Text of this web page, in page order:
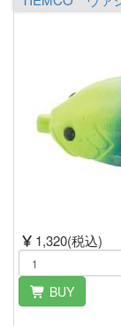
1,320(税込)
BUY